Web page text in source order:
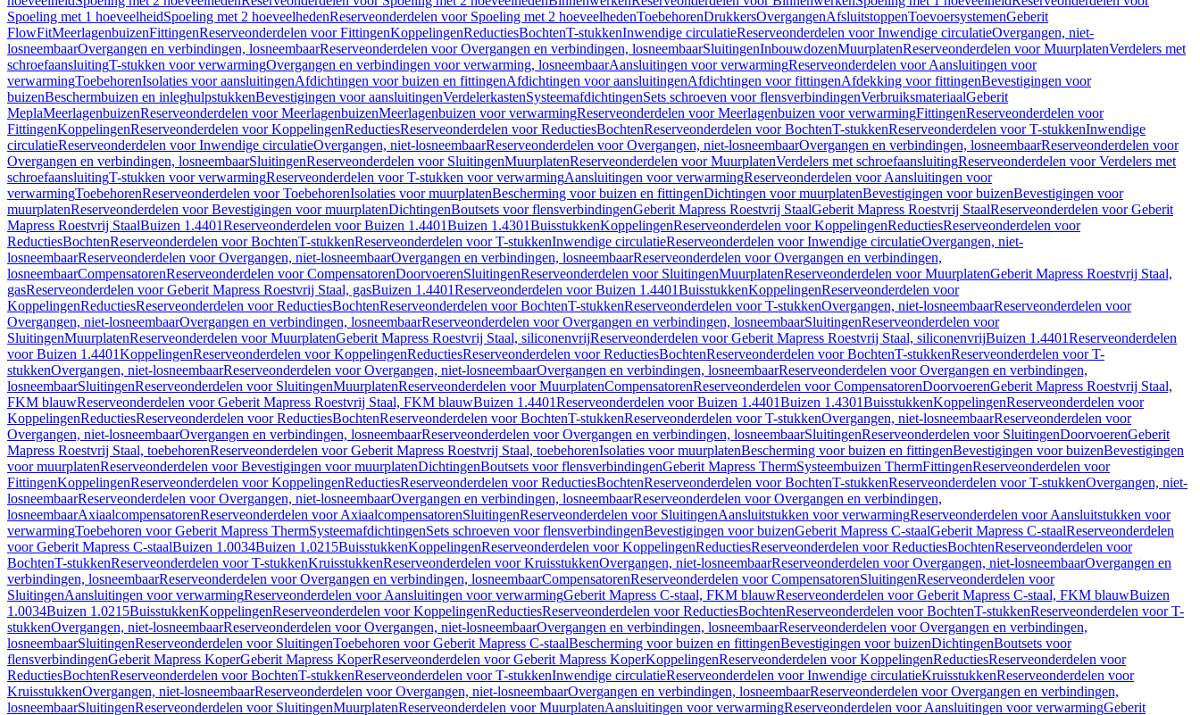
Spoeling met 1 hoeveelheidSpoeling met 2 hoeveelhedenReserveonderdelen voor Spoeling met 2 hoeveelhedenToebehorenDrukkersOvergangenAfsluitstoppenToevoersystemenGeberit
FlowFitMeerlagenbuizenFittingenReserveonderdelen voor FittingenKoppelingenReductiesBochtenT-stukkenInwendige circulatieReserveonderdelen voor Inwendige circulatieOvergangen, niet-
losneembaarOvergangen en verbindingen, losneembaarReserveonderdelen voor Overgangen en verbindingen, losneembaarSluitingenInbouwdozenMuurplatenReserveonderdelen voor MuurplatenVerdelers met
schroefaansluitingT-stukken voor verwarmingOvergangen en verbindingen voor verwarming, losneembaarAansluitingen voor verwarmingReserveonderdelen voor Aansluitingen voor
verwarmingToebehorenIsolaties voor aansluitingenAfdichtingen voor buizen en fittingenAfdichtingen voor aansluitingenAfdichtingen voor fittingenAfdekking voor fittingenBevestigingen voor
buizenBeschermbuizen en inleghulpstukkenBevestigingen voor aansluitingenVerdelerkastenSysteemafdichtingenSets schroeven voor flensverbindingenVerbruiksmateriaalGeberit
MeplaMeerlagenbuizenReserveonderdelen voor MeerlagenbuizenMeerlagenbuizen voor verwarmingReserveonderdelen voor Meerlagenbuizen voor verwarmingFittingenReserveonderdelen voor
FittingenKoppelingenReserveonderdelen voor KoppelingenReductiesReserveonderdelen voor ReductiesBochtenReserveonderdelen voor BochtenT-stukkenReserveonderdelen voor T-stukkenInwendige
circulatieReserveonderdelen voor Inwendige circulatieOvergangen, niet-losneembaarReserveonderdelen voor Overgangen, niet-losneembaarOvergangen en verbindingen, losneembaarReserveonderdelen voor
Overgangen en verbindingen, losneembaarSluitingenReserveonderdelen voor SluitingenMuurplatenReserveonderdelen voor MuurplatenVerdelers met schroefaansluitingReserveonderdelen voor Verdelers met
schroefaansluitingT-stukken voor verwarmingReserveonderdelen voor T-stukken voor verwarmingAansluitingen voor verwarmingReserveonderdelen voor Aansluitingen voor
verwarmingToebehorenReserveonderdelen voor ToebehorenIsolaties voor muurplatenBescherming voor buizen en fittingenDichtingen voor muurplatenBevestigingen voor buizenBevestigingen voor
muurplatenReserveonderdelen voor Bevestigingen voor muurplatenDichtingenBoutsets voor flensverbindingenGeberit Mapress Roestvrij StaalGeberit Mapress Roestvrij StaalReserveonderdelen voor Geberit
Mapress Roestvrij StaalBuizen 1.4401Reserveonderdelen voor Buizen 1.4401Buizen 1.4301BuisstukkenKoppelingenReserveonderdelen voor KoppelingenReductiesReserveonderdelen voor
ReductiesBochtenReserveonderdelen voor BochtenT-stukkenReserveonderdelen voor T-stukkenInwendige circulatieReserveonderdelen voor Inwendige circulatieOvergangen, niet-
losneembaarReserveonderdelen voor Overgangen, niet-losneembaarOvergangen en verbindingen, losneembaarReserveonderdelen voor Overgangen en verbindingen,
losneembaarCompensatorenReserveonderdelen voor CompensatorenDoorvoerenSluitingenReserveonderdelen voor SluitingenMuurplatenReserveonderdelen voor MuurplatenGeberit Mapress Roestvrij Staal,
gasReserveonderdelen voor Geberit Mapress Roestvrij Staal, gasBuizen 1.4401Reserveonderdelen voor Buizen 1.4401BuisstukkenKoppelingenReserveonderdelen voor
KoppelingenReductiesReserveonderdelen voor ReductiesBochtenReserveonderdelen voor BochtenT-stukkenReserveonderdelen voor T-stukkenOvergangen, niet-losneembaarReserveonderdelen voor
Overgangen, niet-losneembaarOvergangen en verbindingen, losneembaarReserveonderdelen voor Overgangen en verbindingen, losneembaarSluitingenReserveonderdelen voor
SluitingenMuurplatenReserveonderdelen voor MuurplatenGeberit Mapress Roestvrij Staal, siliconenvrijReserveonderdelen voor Geberit Mapress Roestvrij Staal, siliconenvrijBuizen 1.4401Reserveonderdelen
voor Buizen 1.4401KoppelingenReserveonderdelen voor KoppelingenReductiesReserveonderdelen voor ReductiesBochtenReserveonderdelen voor BochtenT-stukkenReserveonderdelen voor T-
stukkenOvergangen, niet-losneembaarReserveonderdelen voor Overgangen, niet-losneembaarOvergangen en verbindingen, losneembaarReserveonderdelen voor Overgangen en verbindingen,
losneembaarSluitingenReserveonderdelen voor SluitingenMuurplatenReserveonderdelen voor MuurplatenCompensatorenReserveonderdelen voor CompensatorenDoorvoerenGeberit Mapress Roestvrij Staal,
FKM blauwReserveonderdelen voor Geberit Mapress Roestvrij Staal, FKM blauwBuizen 1.4401Reserveonderdelen voor Buizen 1.4401Buizen 1.4301BuisstukkenKoppelingenReserveonderdelen voor
KoppelingenReductiesReserveonderdelen voor ReductiesBochtenReserveonderdelen voor BochtenT-stukkenReserveonderdelen voor T-stukkenOvergangen, niet-losneembaarReserveonderdelen voor
Overgangen, niet-losneembaarOvergangen en verbindingen, losneembaarReserveonderdelen voor Overgangen en verbindingen, losneembaarSluitingenReserveonderdelen voor SluitingenDoorvoerenGeberit
Mapress Roestvrij Staal, toebehorenReserveonderdelen voor Geberit Mapress Roestvrij Staal, toebehorenIsolaties voor muurplatenBescherming voor buizen en fittingenBevestigingen voor buizenBevestigingen
voor muurplatenReserveonderdelen voor Bevestigingen voor muurplatenDichtingenBoutsets voor flensverbindingenGeberit Mapress ThermSysteembuizen ThermFittingenReserveonderdelen voor
FittingenKoppelingenReserveonderdelen voor KoppelingenReductiesReserveonderdelen voor ReductiesBochtenReserveonderdelen voor BochtenT-stukkenReserveonderdelen voor T-stukkenOvergangen, niet-
losneembaarReserveonderdelen voor Overgangen, niet-losneembaarOvergangen en verbindingen, losneembaarReserveonderdelen voor Overgangen en verbindingen,
losneembaarAxiaalcompensatorenReserveonderdelen voor AxiaalcompensatorenSluitingenReserveonderdelen voor SluitingenAansluitstukken voor verwarmingReserveonderdelen voor Aansluitstukken voor
verwarmingToebehoren voor Geberit Mapress ThermSysteemafdichtingenSets schroeven voor flensverbindingenBevestigingen voor buizenGeberit Mapress C-staalGeberit Mapress C-staalReserveonderdelen
voor Geberit Mapress C-staalBuizen 1.0034Buizen 1.0215BuisstukkenKoppelingenReserveonderdelen voor KoppelingenReductiesReserveonderdelen voor ReductiesBochtenReserveonderdelen voor
BochtenT-stukkenReserveonderdelen voor T-stukkenKruisstukkenReserveonderdelen voor KruisstukkenOvergangen, niet-losneembaarReserveonderdelen voor Overgangen, niet-losneembaarOvergangen en
verbindingen, losneembaarReserveonderdelen voor Overgangen en verbindingen, losneembaarCompensatorenReserveonderdelen voor CompensatorenSluitingenReserveonderdelen voor
SluitingenAansluitingen voor verwarmingReserveonderdelen voor Aansluitingen voor verwarmingGeberit Mapress C-staal, FKM blauwReserveonderdelen voor Geberit Mapress C-staal, FKM blauwBuizen
1.0034Buizen 1.0215BuisstukkenKoppelingenReserveonderdelen voor KoppelingenReductiesReserveonderdelen voor ReductiesBochtenReserveonderdelen voor BochtenT-stukkenReserveonderdelen voor T-
stukkenOvergangen, niet-losneembaarReserveonderdelen voor Overgangen, niet-losneembaarOvergangen en verbindingen, losneembaarReserveonderdelen voor Overgangen en verbindingen,
losneembaarSluitingenReserveonderdelen voor SluitingenToebehoren voor Geberit Mapress C-staalBescherming voor buizen en fittingenBevestigingen voor buizenDichtingenBoutsets voor
flensverbindingenGeberit Mapress KoperGeberit Mapress KoperReserveonderdelen voor Geberit Mapress KoperKoppelingenReserveonderdelen voor KoppelingenReductiesReserveonderdelen voor
ReductiesBochtenReserveonderdelen voor BochtenT-stukkenReserveonderdelen voor T-stukkenInwendige circulatieReserveonderdelen voor Inwendige circulatieKruisstukkenReserveonderdelen voor
KruisstukkenOvergangen, niet-losneembaarReserveonderdelen voor Overgangen, niet-losneembaarOvergangen en verbindingen, losneembaarReserveonderdelen voor Overgangen en verbindingen,
losneembaarSluitingenReserveonderdelen voor SluitingenMuurplatenReserveonderdelen voor MuurplatenAansluitingen voor verwarmingReserveonderdelen voor Aansluitingen voor verwarmingGeberit